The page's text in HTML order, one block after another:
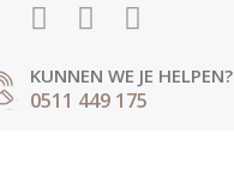
KUNNEN WE JE HELPEN?
0511 449 175